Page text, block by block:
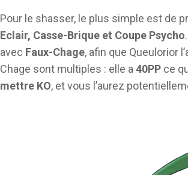
Pour le shasser, le plus simple est de
Eclair, Casse-Brique et Coupe Psycho
avec Faux-Chage, afin que Queulorior
Chage sont multiples : elle a 40PP ce
mettre KO, et vous l’aurez